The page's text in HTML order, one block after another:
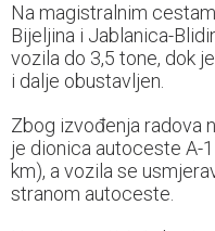
Na magistralnim
Bijeljina i Jablanica-
vozila do 3,5 tone, dok
i dalje obustavljen.
Zbog izvođenja radova
je dionica autoceste A-
km), a vozila se
stranom autoceste.